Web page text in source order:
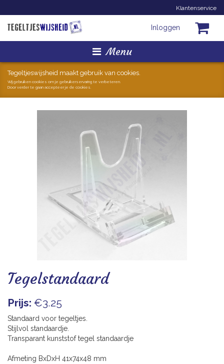
Klantenservice
Inloggen
Menu
Homepage
Tegeltjes
Mokken
Hollandse Kunst
Geschenkjes
Zoeken
Blogs
Tegeltjeswijsheid maakt gebruik van cookies.
Wij gebruiken cookies om je gebruikerservaring te verbeteren.
Door verder te gaan accepteer je de cookies.
Tegelstandaard
Prijs: €3.25
Standaard voor tegeltjes.
Stijlvol standaardje.
Transparant kunststof tegel standaardje
Afmeting BxDxH 41x74x48 mm